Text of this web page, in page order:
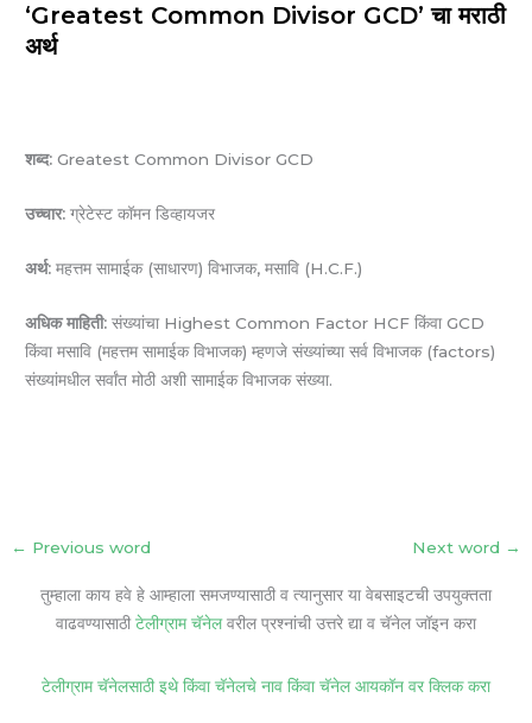
‘Greatest Common Divisor GCD’ चा मराठी
अर्थ
शब्द: Greatest Common Divisor GCD
उच्चार: ग्रेटेस्ट कॉमन डिव्हायजर
अर्थ: महत्तम सामाईक (साधारण) विभाजक, मसावि (H.C.F.)
अधिक माहिती: संख्यांचा Highest Common Factor HCF किंवा GCD
किंवा मसावि (महत्तम सामाईक विभाजक) म्हणजे संख्यांच्या सर्व विभाजक (factors)
संख्यांमधील सर्वांत मोठी अशी सामाईक विभाजक संख्या.
← Previous word Next word →
तुम्हाला काय हवे हे आम्हाला समजण्यासाठी व त्यानुसार या वेबसाइटची उपयुक्तता
वाढवण्यासाठी टेलीग्राम चॅनेलवरील प्रश्नांची उत्तरे द्या व चॅनेल जॉइन करा
टेलीग्राम चॅनेलसाठी इथे किंवा चॅनेलचे नाव किंवा चॅनेल आयकॉन वर क्लिक करा